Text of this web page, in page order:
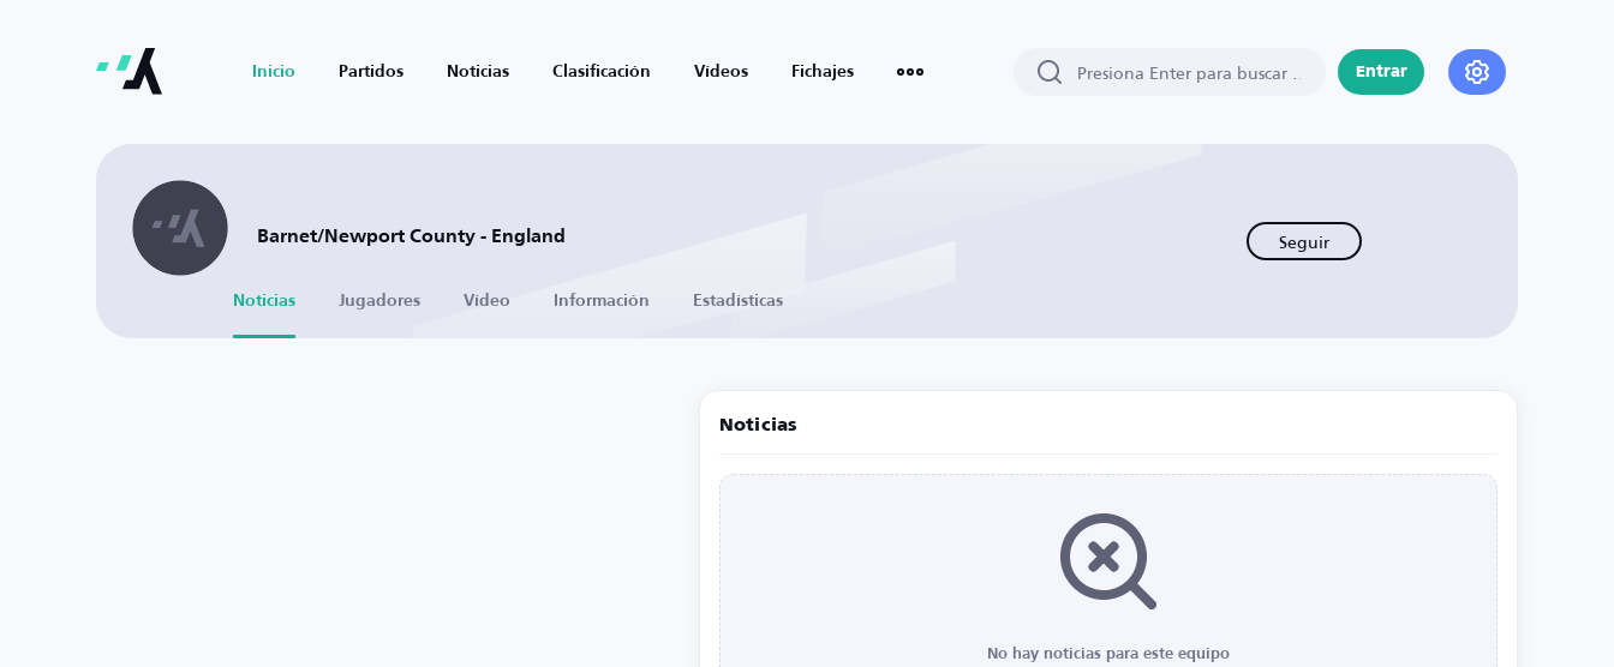
Inicio Partidos Noticias Clasificación Vídeos Fichajes Entrar
Barnet/Newport County - England Seguir
Noticias Jugadores Vídeo Información Estadísticas
Noticias
No hay noticias para este equipo